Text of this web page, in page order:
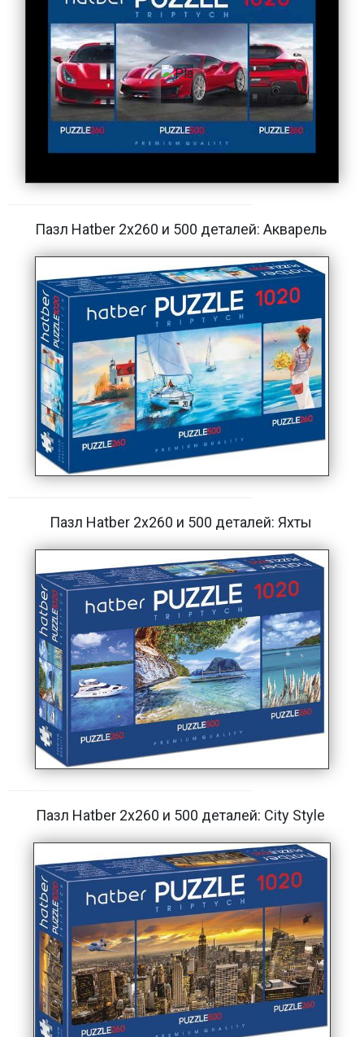
Пазл Hatber 2х260 и 500 деталей: Акварель
Пазл Hatber 2х260 и 500 деталей: Яхты
Пазл Hatber 2х260 и 500 деталей: City Style